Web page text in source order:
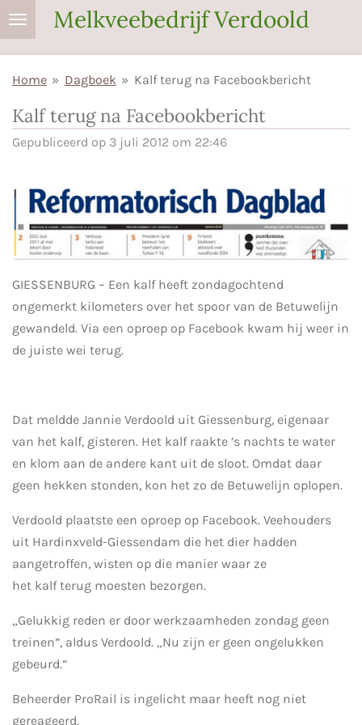
Ga
direct
de
hoofdinhoud
Melkveebedrijf Verdoold
Home » Dagboek » Kalf terug na Facebookbericht
Kalf terug na Facebookbericht
Gepubliceerd op 3 juli 2012 om 22:46
GIESSENBURG – Een kalf heeft zondagochtend
ongemerkt kilometers over het spoor van de Betuwelijn
gewandeld. Via een oproep op Facebook kwam hij weer in
de juiste wei terug.
Dat meldde Jannie Verdoold uit Giessenburg, eigenaar
van het kalf, gisteren. Het kalf raakte ’s nachts te water
en klom aan de andere kant uit de sloot. Omdat daar
geen hekken stonden, kon het zo de Betuwelijn oplopen.
Verdoold plaatste een oproep op Facebook. Veehouders
uit Hardinxveld-Giessendam die het dier hadden
aangetroffen, wisten op die manier waar ze
het kalf terug moesten bezorgen.
„Gelukkig reden er door werkzaamheden zondag geen
treinen”, aldus Verdoold. „Nu zijn er geen ongelukken
gebeurd.”
Beheerder ProRail is ingelicht maar heeft nog niet
gereageerd.